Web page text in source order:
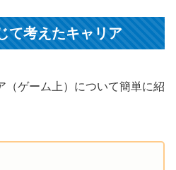
て考えたキャリア
（ゲーム上）について簡単に紹